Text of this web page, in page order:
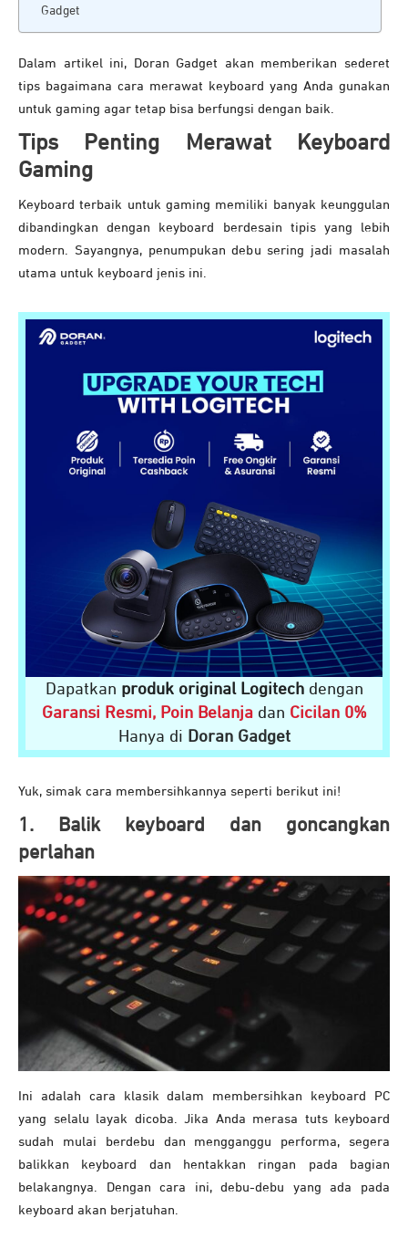
Gadget
Dalam artikel ini, Doran Gadget akan memberikan sederet
tips bagaimana cara merawat keyboard yang Anda gunakan
untuk gaming agar tetap bisa berfungsi dengan baik.
Tips Penting Merawat Keyboard
Gaming
Keyboard terbaik untuk gaming memiliki banyak keunggulan
dibandingkan dengan keyboard berdesain tipis yang lebih
modern. Sayangnya, penumpukan debu sering jadi masalah
utama untuk keyboard jenis ini.
Dapatkan produk original Logitechdengan
Garansi Resmi, Poin Belanjadan Cicilan 0%
Hanya di Doran Gadget
Yuk, simak cara membersihkannya seperti berikut ini!
1. Balik keyboard dan goncangkan
perlahan
Ini adalah cara klasik dalam membersihkan keyboard PC
yang selalu layak dicoba. Jika Anda merasa tuts keyboard
sudah mulai berdebu dan mengganggu performa, segera
balikkan keyboard dan hentakkan ringan pada bagian
belakangnya. Dengan cara ini, debu-debu yang ada pada
keyboard akan berjatuhan.